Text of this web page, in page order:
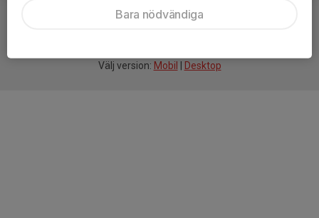
Välj version: Mobil Desktop
Bara nödvändiga